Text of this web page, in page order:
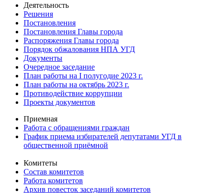
Деятельность
Решения
Постановления
Постановления Главы города
Распоряжения Главы города
Порядок обжалования НПА УГД
Документы
Очередное заседание
План работы на I полугодие 2023 г.
План работы на октябрь 2023 г.
Противодействие коррупции
Проекты документов
Приемная
Работа с обращениями граждан
График приема избирателей депутатами УГД в
общественной приёмной
Комитеты
Состав комитетов
Работа комитетов
Архив повесток заседаний комитетов